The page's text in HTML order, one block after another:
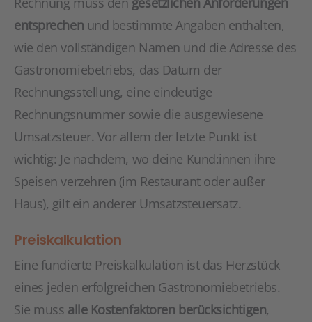
entsprechen und bestimmte Angaben enthalten,
wie den vollständigen Namen und die Adresse des
Gastronomiebetriebs, das Datum der
Rechnungsstellung, eine eindeutige
Rechnungsnummer sowie die ausgewiesene
Umsatzsteuer. Vor allem der letzte Punkt ist
wichtig: Je nachdem, wo deine Kund:innen ihre
Speisen verzehren (im Restaurant oder außer
Haus), gilt ein anderer Umsatzsteuersatz.
Preiskalkulation
Eine fundierte Preiskalkulation ist das Herzstück
eines jeden erfolgreichen Gastronomiebetriebs.
Sie muss alle Kostenfaktoren berücksichtigen,